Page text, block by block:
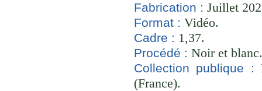
Fabrication : Juillet
Format : Vidéo.
Cadre : 1,37.
Procédé : Noir et
Collection publique :
(France).